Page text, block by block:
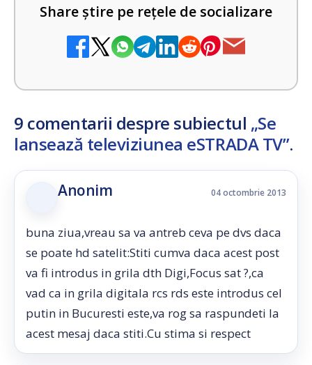
Share știre pe rețele de socializare
9 comentarii despre subiectul „Se
lansează televiziunea eSTRADA TV”.
Anonim 04 octombrie 2013
buna ziua,vreau sa va antreb ceva pe dvs daca
se poate hd satelit:Stiti cumva daca acest post
va fi introdus in grila dth Digi,Focus sat ?,ca
vad ca in grila digitala rcs rds este introdus cel
putin in Bucuresti este,va rog sa raspundeti la
acest mesaj daca stiti.Cu stima si respect